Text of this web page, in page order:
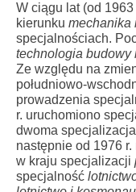
W ciągu lat (od 1963
kierunku mechanika
specjalnościach.
technologia budowy
Ze względu na
południowo-
prowadzenia
r. uruchomiono
dwoma
następnie od 1976
w kraju specjalizacji
specjalność